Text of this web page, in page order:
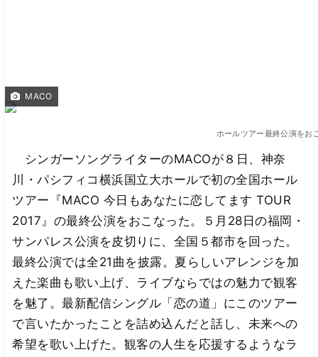
MACO
ホールツアー最終公演をお
シンガーソングライターのMACOが８日、神奈
川・パシフィコ横浜国立大ホールで初の全国ホール
ツアー『MACO 今日もあなたに恋してます TOUR
2017』の最終公演をおこなった。５月28日の福岡・
サンパレス公演を皮切りに、全国５都市を回った。
最終公演では全21曲を披露。夏らしいアレンジを加
えた楽曲も歌い上げ、ライブならではの魅力で観客
を魅了。最新配信シングル「恋の道」にこのツアー
で言いたかったことを詰め込んだと話し、未来への
希望を歌い上げた。観客の人生を応援するようなラ